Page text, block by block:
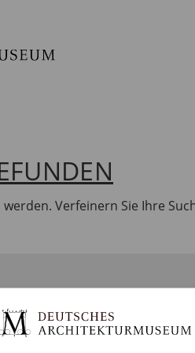
Verfeinern Sie Ihre
BILDUNG